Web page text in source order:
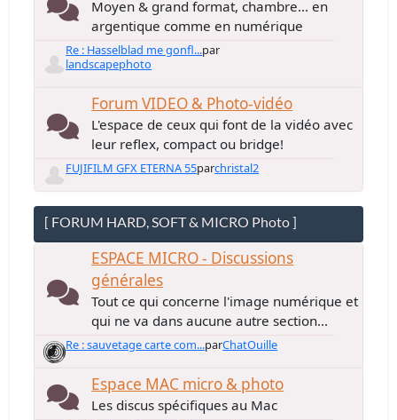
Moyen & grand format, chambre... en
argentique comme en numérique
Re : Hasselblad me gonfl...par
landscapephoto
Forum VIDEO & Photo-vidéo
L'espace de ceux qui font de la vidéo avec
leur reflex, compact ou bridge!
FUJIFILM GFX ETERNA 55parchristal2
[ FORUM HARD, SOFT & MICRO Photo ]
ESPACE MICRO - Discussions
générales
Tout ce qui concerne l'image numérique et
qui ne va dans aucune autre section...
Re : sauvetage carte com...parChatOuille
Espace MAC micro & photo
Les discus spécifiques au Mac